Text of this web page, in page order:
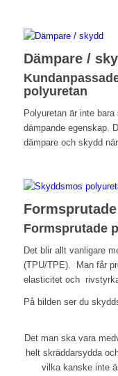
Dämpare /
polyuretan
Polyuretan är inte
dämpande egenskap.
dämpare och skydd
Formsprutade
Formsprutade
Det blir allt vanligare
(TPU/TPE). Man får
elasticitet och
På bilden ser du
Det man ska vara
helt skräddarsydda
vilka kanske inte